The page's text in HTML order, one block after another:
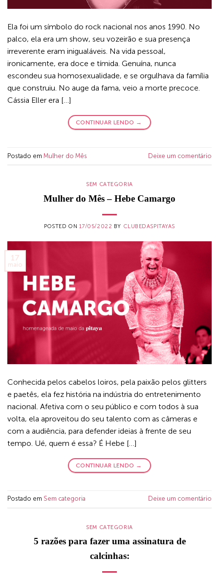
Ela foi um símbolo do rock nacional nos anos 1990. No
palco, ela era um show, seu vozeirão e sua presença
irreverente eram inigualáveis. Na vida pessoal,
ironicamente, era doce e tímida. Genuína, nunca
escondeu sua homosexualidade, e se orgulhava da família
que construiu. No auge da fama, veio a morte precoce.
Cássia Eller era […]
CONTINUAR LENDO →
Postado em Mulher do Mês Deixe um comentário
SEM CATEGORIA
Mulher do Mês – Hebe Camargo
POSTED ON 17/05/2022 BY CLUBEDASPITAYAS
17
maio
Conhecida pelos cabelos loiros, pela paixão pelos glitters
e paetês, ela fez história na indústria do entretenimento
nacional. Afetiva com o seu público e com todos à sua
volta, ela aproveitou do seu talento com as câmeras e
com a audiência, para defender ideias à frente de seu
tempo. Ué, quem é essa? É Hebe […]
CONTINUAR LENDO →
Postado em Sem categoria Deixe um comentário
SEM CATEGORIA
5 razões para fazer uma assinatura de
calcinhas: